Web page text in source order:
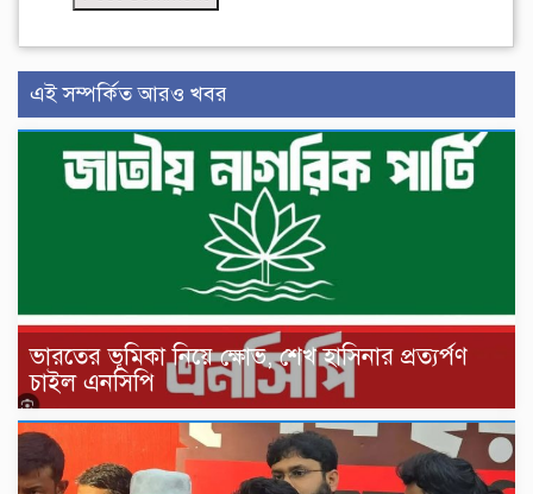
এই সম্পর্কিত আরও খবর
ভারতের ভূমিকা নিয়ে ক্ষোভ, শেখ হাসিনার প্রত্যর্পণ
চাইল এনসিপি